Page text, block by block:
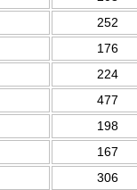
252
176
224
477
198
167
306